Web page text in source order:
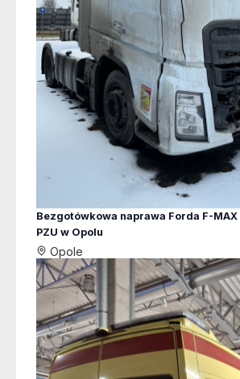
Bezgotówkowa naprawa Forda F-
PZU w Opolu
Opole